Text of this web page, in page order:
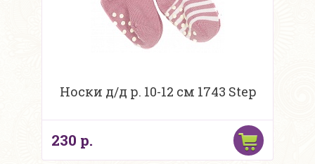
Носки д/д р. 10-12 см 1743 Step
230 р.